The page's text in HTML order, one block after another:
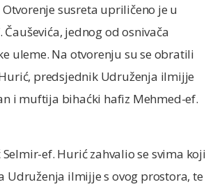
susreta upriličeno je u
jednog od osnivača
uleme. Na otvorenju su se obratili
predsjednik Udruženja ilmijje
i muftija bihaćki hafiz Mehmed-ef.
ef. Hurić zahvalio se svima koji
Udruženja ilmijje s ovog prostora, te